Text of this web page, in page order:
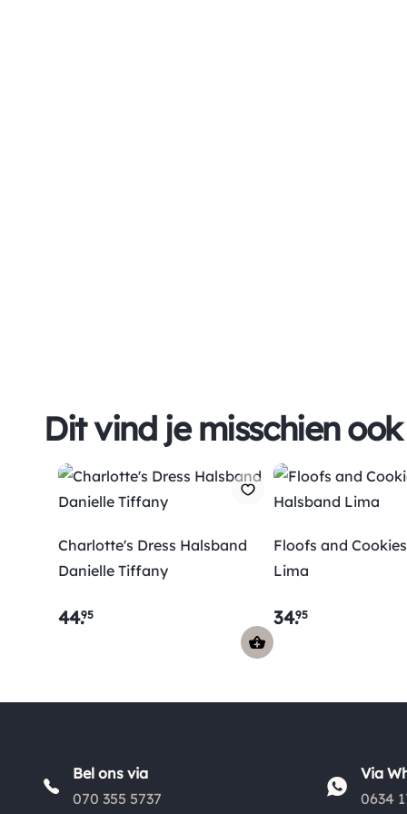
Dit vind je misschien
Charlotte's Dress Halsband
Danielle Tiffany
44.95
Floofs and
Lima
34.95
Bel ons via
070 355 5737
Via
0634